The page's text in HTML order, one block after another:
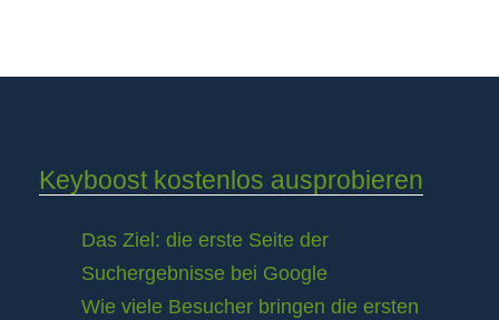
Keyboost kostenlos ausprobieren
Das Ziel: die erste Seite der
Suchergebnisse bei Google
Wie viele Besucher bringen die ersten